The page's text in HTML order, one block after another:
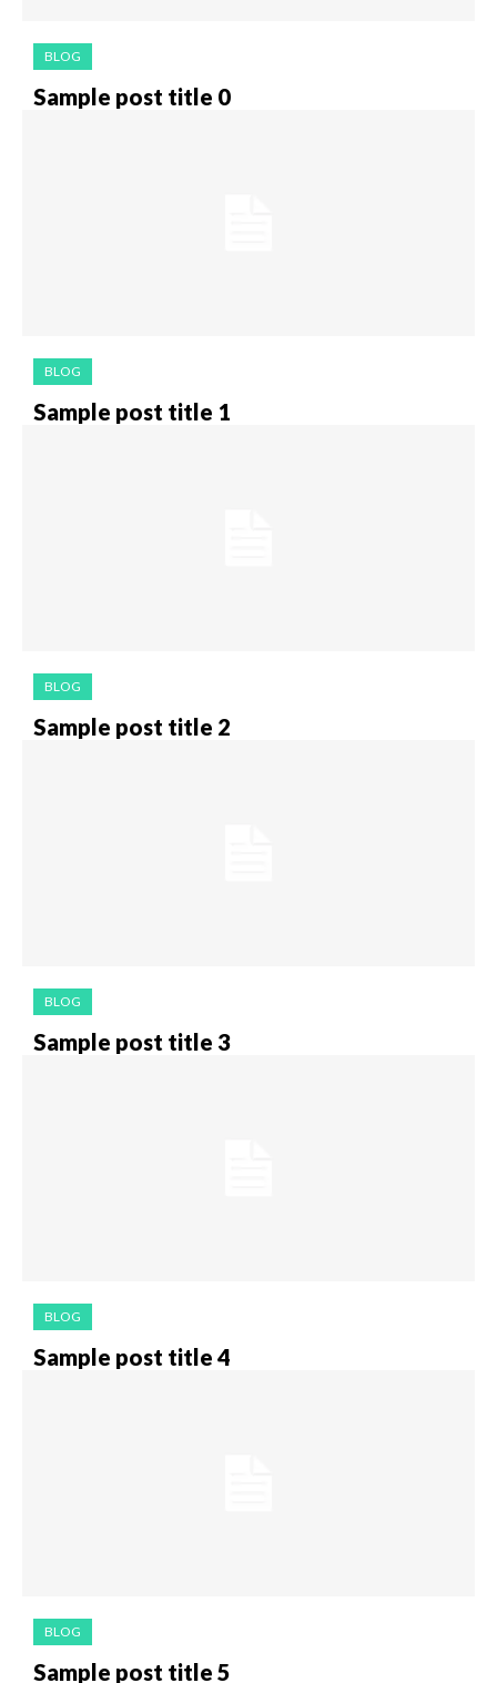
BLOG
Sample post title 0
BLOG
Sample post title 1
BLOG
Sample post title 2
BLOG
Sample post title 3
BLOG
Sample post title 4
BLOG
Sample post title 5